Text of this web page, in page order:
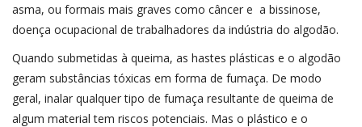
asma, ou formais mais graves como câncer e a bissinose,
doença ocupacional de trabalhadores da indústria do algodão.
Quando submetidas à queima, as hastes plásticas e o algodão
geram substâncias tóxicas em forma de fumaça. De modo
geral, inalar qualquer tipo de fumaça resultante de queima de
algum material tem riscos potenciais. Mas o plástico e o